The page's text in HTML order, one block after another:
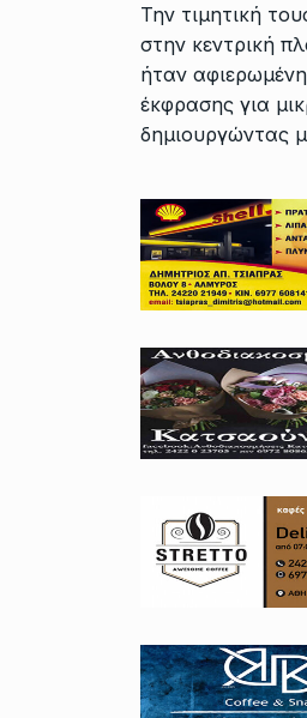
Την τιμητική
στην κεντρική
ήταν
έκφρασης για
δημιουργώντας